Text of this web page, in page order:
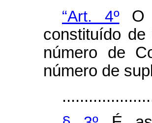
“Art. 4ºO
constituído
número de
número de